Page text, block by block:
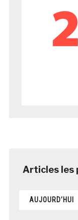
AUJOURD’HUI